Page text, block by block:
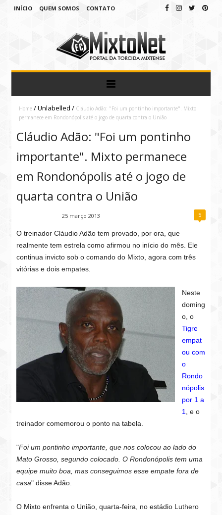
INÍCIO QUEM SOMOS CONTATO
Home /Unlabelled/ Cláudio Adão: "Foi um pontinho importante". Mixto
permanece em Rondonópolis até o jogo de quarta contra o União
Cláudio Adão: "Foi um pontinho
importante". Mixto permanece
em Rondonópolis até o jogo de
quarta contra o União
25 março 2013 5
O treinador Cláudio Adão tem provado, por ora, que
realmente tem estrela como afirmou no início do mês. Ele
continua invicto sob o comando do Mixto, agora com três
vitórias e dois empates.
Neste
doming
o, o
Tigre
empat
ou com
o
Rondo
nópolis
por 1 a
1
, e o
treinador comemorou o ponto na tabela.
"Foi um pontinho importante, que nos colocou ao lado do
Mato Grosso, segundo colocado. O Rondonópolis tem uma
equipe muito boa, mas conseguimos esse empate fora de
casa" disse Adão.
O Mixto enfrenta o União, quarta-feira, no estádio Luthero